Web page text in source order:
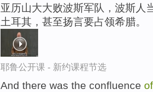
亚历山大大败波斯军队，波斯人
土耳其，甚至扬言要占领希腊。
耶鲁公开课 - 新约课程节选
And there was the confluence of